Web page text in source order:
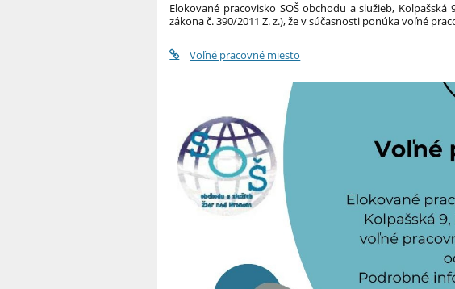
Elokované pracovisko SOŠ obchodu a služieb,
zákona č. 390/2011 Z. z.), že v súčasnosti ponúka voľné
Voľné pracovné miesto